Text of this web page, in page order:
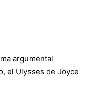
argumental
el Ulysses de Joyce